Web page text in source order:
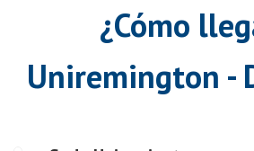
¿Cómo
Uniremington -